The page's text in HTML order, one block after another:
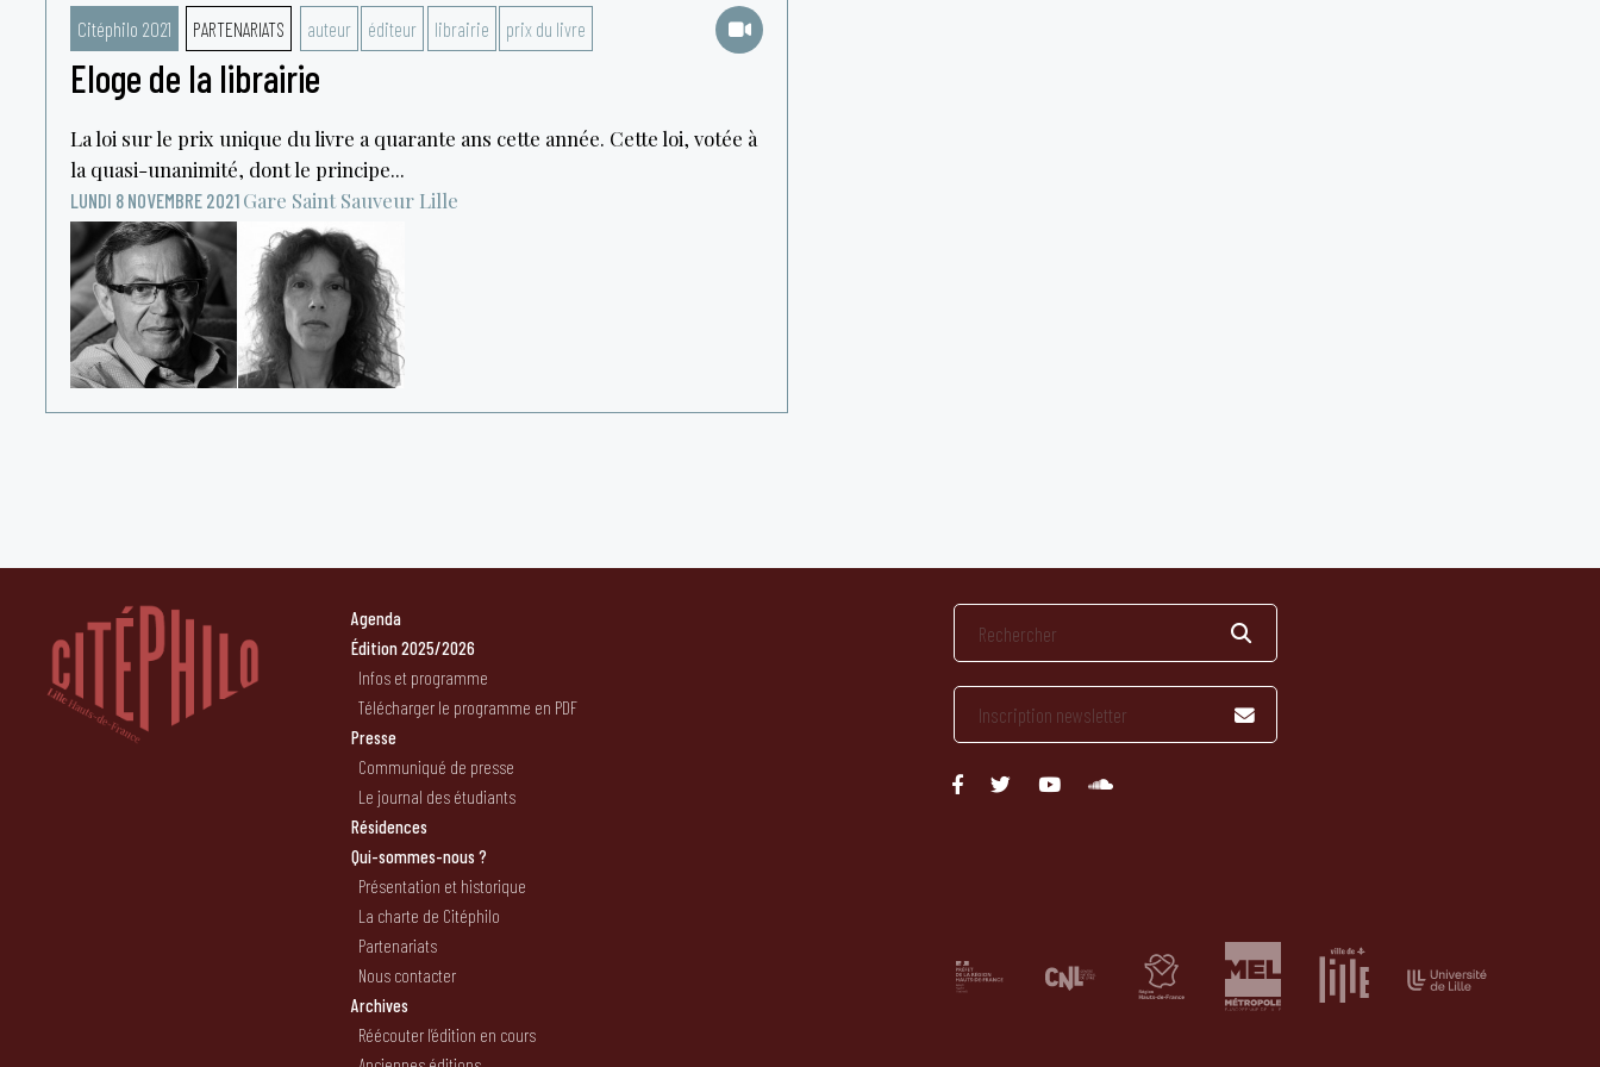
Citéphilo 2021 PARTENARIATS auteur éditeur librairie prix du livre
Eloge de la librairie
La loi sur le prix unique du livre a quarante ans cette année. Cette loi, votée à
la quasi-unanimité, dont le principe...
LUNDI 8 NOVEMBRE 2021 Gare Saint Sauveur Lille
Agenda
Édition 2025/2026
Infos et programme
Télécharger le programme en PDF
Presse
Communiqué de presse
Le journal des étudiants
Résidences
Qui-sommes-nous ?
Présentation et historique
La charte de Citéphilo
Partenariats
Nous contacter
Archives
Réécouter l’édition en cours